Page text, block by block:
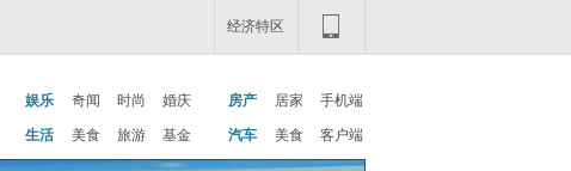
经济特区
娱乐 奇闻 时尚 婚庆 房产 居家 手机端
生活 美食 旅游 基金 汽车 美食 客户端